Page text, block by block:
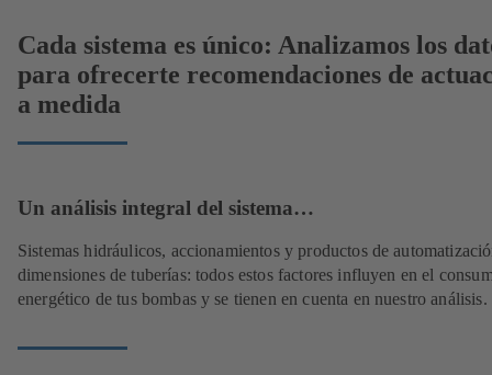
Cada sistema es único: Analizamos los
para ofrecerte recomendaciones de
a medida
Un análisis integral del sistema…
Sistemas hidráulicos, accionamientos y productos de
dimensiones de tuberías: todos estos factores influyen en el
energético de tus bombas y se tienen en cuenta en nuestro análisis.